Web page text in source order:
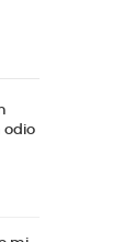
odio